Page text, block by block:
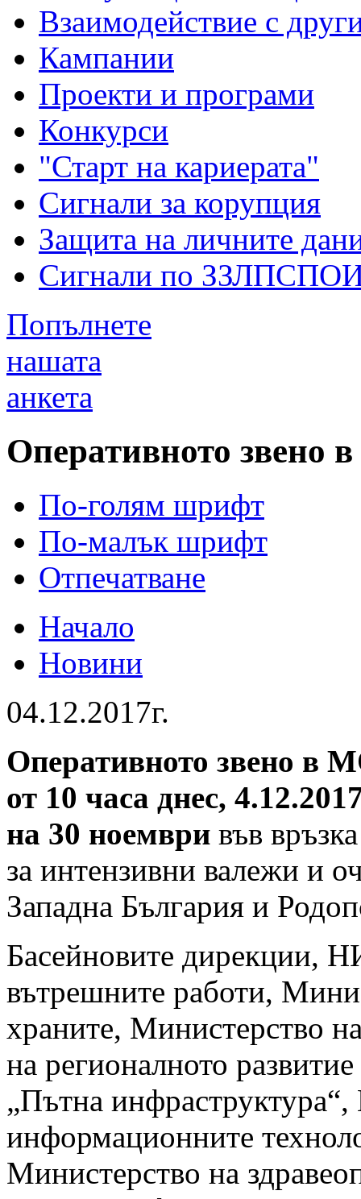
Взаимодействие с
Кампании
Проекти и програми
Конкурси
"Старт на кариерата"
Сигнали за корупция
Защита на личните
Сигнали по
Попълнете
нашата
анкета
Оперативното звено
По-голям шрифт
По-малък шрифт
Отпечатване
Начало
Новини
04.12.2017г.
Оперативното звено в
от 10 часа днес,
на 30 ноември във
за интензивни валежи и
Западна България и
Басейновите дирекции,
вътрешните работи,
храните, Министерство
на регионалното
„Пътна
информационните
Министерство на